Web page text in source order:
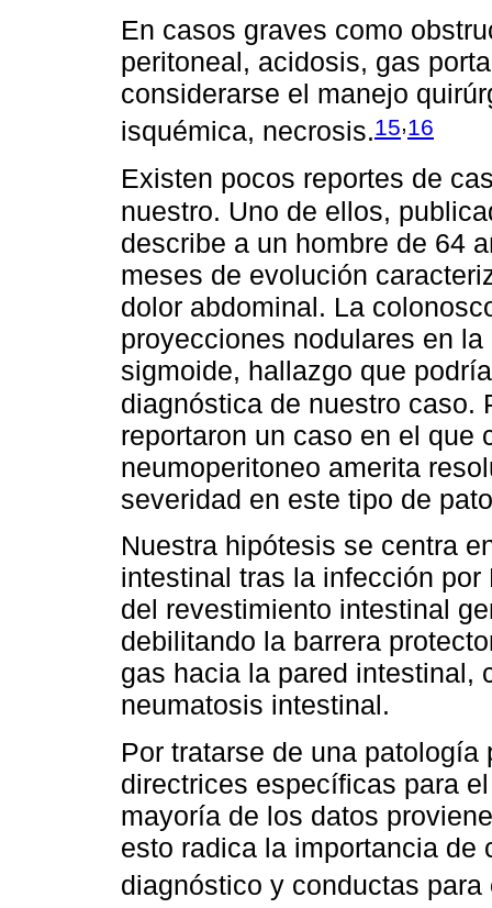
En casos graves como
peritoneal, acidosis, gas
considerarse el manejo
isquémica, necrosis.15,16
Existen pocos reportes de
nuestro. Uno de ellos,
describe a un hombre de 64
meses de evolución
dolor abdominal. La
proyecciones nodulares en
sigmoide, hallazgo que
diagnóstica de nuestro caso.
reportaron un caso en el que
neumoperitoneo amerita
severidad en este tipo de
Nuestra hipótesis se centra
intestinal tras la infección
del revestimiento intestinal
debilitando la barrera
gas hacia la pared intestinal,
neumatosis intestinal.
Por tratarse de una
directrices específicas para
mayoría de los datos
esto radica la importancia de
diagnóstico y conductas